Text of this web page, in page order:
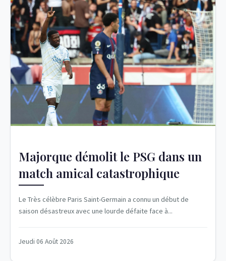
Majorque démolit le PSG dans un
match amical catastrophique
Le Très célèbre Paris Saint-Germain a connu un début de
saison désastreux avec une lourde défaite face à...
Jeudi 06 Août 2026